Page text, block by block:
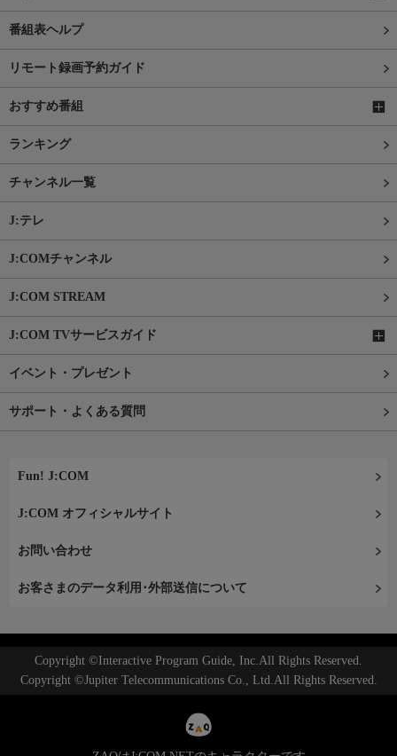
番組表ヘルプ
リモート録画予約ガイド
おすすめ番組
ランキング
チャンネル一覧
J:テレ
J:COMチャンネル
J:COM STREAM
J:COM TVサービスガイド
イベント・プレゼント
サポート・よくある質問
Fun! J:COM
J:COM オフィシャルサイト
お問い合わせ
お客さまのデータ利用･外部送信について
Copyright ©Interactive Program Guide, Inc.All Rights Reserved.
Copyright ©Jupiter Telecommunications Co., Ltd.All Rights Reserved.